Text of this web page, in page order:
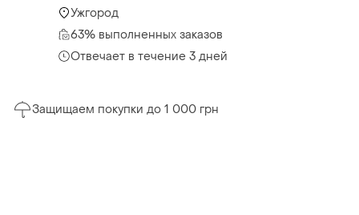
Ужгород
63% выполненных заказов
Отвечает в течение 3 дней
Защищаем покупки до 1 000 грн